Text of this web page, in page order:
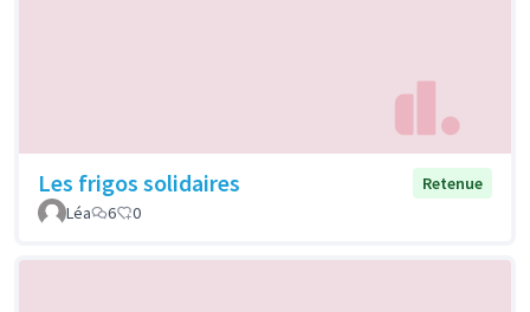
Les frigos solidaires
Retenue
Léa
6 0